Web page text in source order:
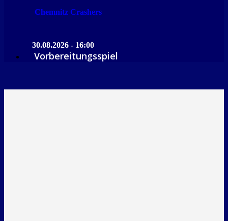
Chemnitz Crashers
30.08.2026 - 16:00
Vorbereitungsspiel